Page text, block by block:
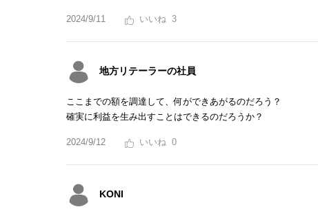
2024/9/11 3
地方リテーラーの社員
ここまでの額を調達して、何ができあがるのだろう？
確実に利益を生み出すことはできるのだろうか？
2024/9/12 0
KONI